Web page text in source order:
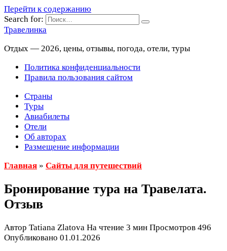
Перейти к содержанию
Search for:
Травелинка
Отдых — 2026, цены, отзывы, погода, отели, туры
Политика конфиденциальности
Правила пользования сайтом
Страны
Туры
Авиабилеты
Отели
Об авторах
Размещение информации
Главная » Сайты для путешествий
Бронирование тура на Травелата.
Отзыв
Автор Tatiana Zlatova На чтение 3 мин Просмотров 496
Опубликовано 01.01.2026